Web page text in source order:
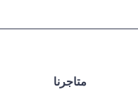
متاجرنا